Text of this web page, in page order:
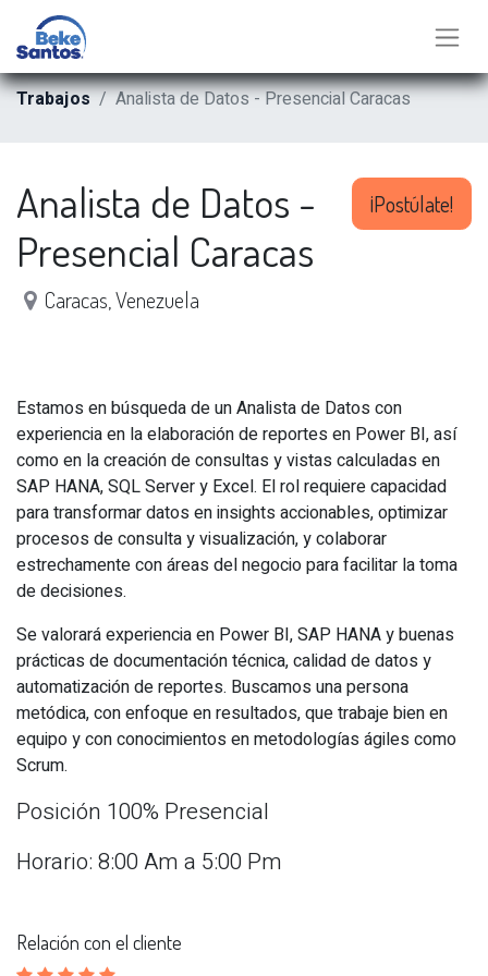
Trabajos Analista de Datos - Presencial Caracas
¡Postúlate!
Analista de Datos -
Presencial Caracas
Caracas,Venezuela
Estamos en búsqueda de un Analista de Datos con
experiencia en la elaboración de reportes en Power BI, así
como en la creación de consultas y vistas calculadas en
SAP HANA, SQL Server y Excel. El rol requiere capacidad
para transformar datos en insights accionables, optimizar
procesos de consulta y visualización, y colaborar
estrechamente con áreas del negocio para facilitar la toma
de decisiones.
Se valorará experiencia en Power BI, SAP HANA y buenas
prácticas de documentación técnica, calidad de datos y
automatización de reportes. Buscamos una persona
metódica, con enfoque en resultados, que trabaje bien en
equipo y con conocimientos en metodologías ágiles como
Scrum.
Posición 100% Presencial
Horario: 8:00 Am a 5:00 Pm
Relación con el cliente